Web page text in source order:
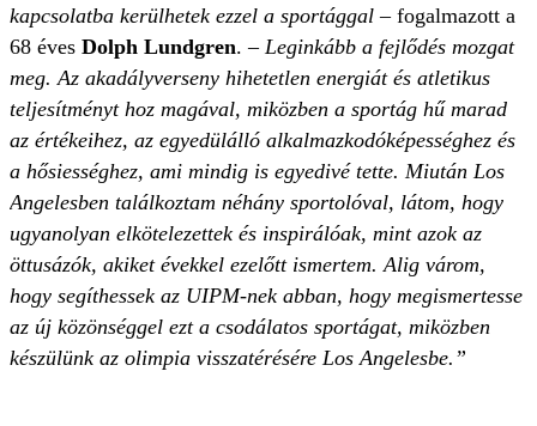
kapcsolatba kerülhetek ezzel a sportággal– fogalmazott a
68 éves Dolph Lundgren. – Leginkább a fejlődés mozgat
meg. Az akadályverseny hihetetlen energiát és atletikus
teljesítményt hoz magával, miközben a sportág hű marad
az értékeihez, az egyedülálló alkalmazkodóképességhez és
a hősiességhez, ami mindig is egyedivé tette. Miután Los
Angelesben találkoztam néhány sportolóval, látom, hogy
ugyanolyan elkötelezettek és inspirálóak, mint azok az
öttusázók, akiket évekkel ezelőtt ismertem. Alig várom,
hogy segíthessek az UIPM-nek abban, hogy megismertesse
az új közönséggel ezt a csodálatos sportágat, miközben
készülünk az olimpia visszatérésére Los Angelesbe.”